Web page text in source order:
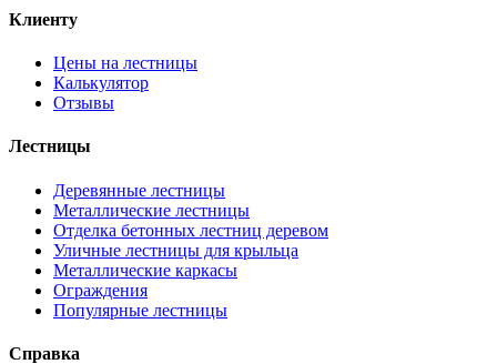
Клиенту
Цены на лестницы
Калькулятор
Отзывы
Лестницы
Деревянные лестницы
Металлические лестницы
Отделка бетонных лестниц деревом
Уличные лестницы для крыльца
Металлические каркасы
Ограждения
Популярные лестницы
Справка